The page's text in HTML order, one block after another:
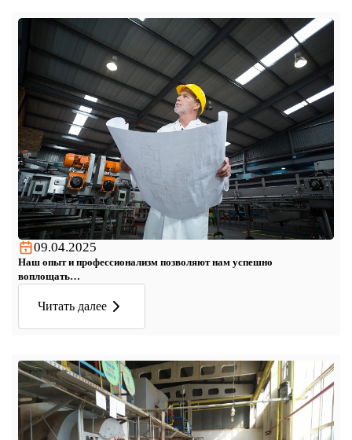
09.04.2025
Наш опыт и профессионализм позволяют нам успешно
воплощать…
Читать далее